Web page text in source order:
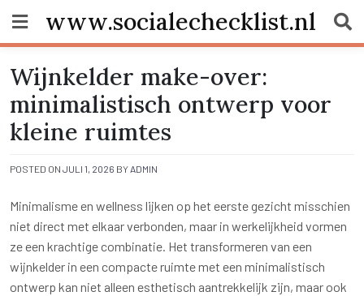
content
www.socialechecklist.nl
Wijnkelder make-over:
minimalistisch ontwerp voor
kleine ruimtes
POSTED ON JULI 1, 2026 BY ADMIN
Minimalisme en wellness lijken op het eerste gezicht misschien
niet direct met elkaar verbonden, maar in werkelijkheid vormen
ze een krachtige combinatie. Het transformeren van een
wijnkelder in een compacte ruimte met een minimalistisch
ontwerp kan niet alleen esthetisch aantrekkelijk zijn, maar ook